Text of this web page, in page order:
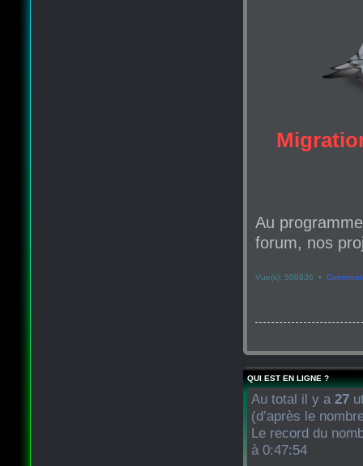
Au
forum, nos
Vue(s): 500836 •
QUI EST EN LIGNE ?
Au total il y a 27
(d’après le
Le record du
à 0:47:54